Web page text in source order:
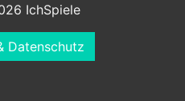
IchSpiele
Datenschutz